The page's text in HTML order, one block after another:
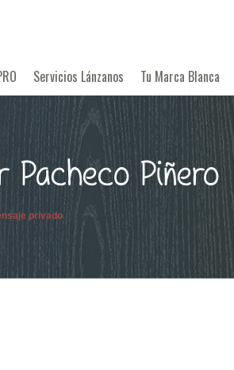
Servicios Lánzanos Tu Marca Blanca
Pacheco Piñero
privado